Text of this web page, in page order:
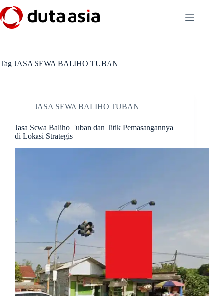
to
content
Tag JASA SEWA BALIHO TUBAN
JASA SEWA BALIHO TUBAN
Jasa Sewa Baliho Tuban dan Titik Pemasangannya
di Lokasi Strategis